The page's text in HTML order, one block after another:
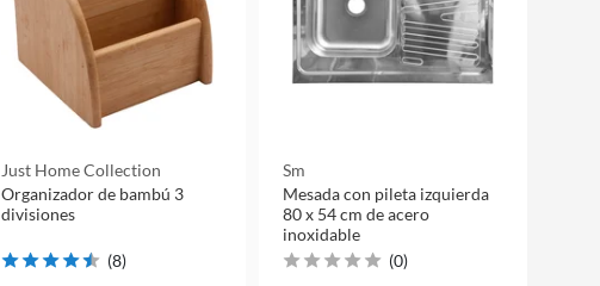
Just Home Collection
Organizador de bambú 3
divisiones
(8)
Sm
Mesada con pileta izquierda
80 x 54 cm de acero
inoxidable
(0)